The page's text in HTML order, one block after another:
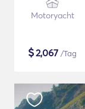
Motoryacht
$2,067 /Tag